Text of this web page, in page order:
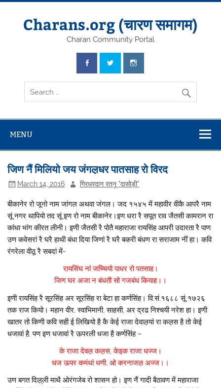
Skip
Charans.org (चारण समागम)
Charan Community Portal
MENU
जिण नैं मिलियो जय जंगल़धर पातसाह रो विरद
March 14, 2016 गिरधरदान रतनू "दासोड़ी"
बीकानेर रो जूनो नाम जांगल अथवा जंगल। जद १५४५ में महावीर वीकै आपरै नाम
सूं नगर थापियो तद सूं इण रो नाम बीकानेर।इण धरा रै सपूत राव जैतसी कामरान रा
कांधा भांग कीरत लीनी। इणी जैतसी रै पोतै महाराजा रायसिंह आपरी उदारता रै पाण
उण कवेसरां रै घरै हाथी बंधा दिया जिणां रै घरै बकरी बंधण रा सराजाम नीं हा। कवि
रंगरेला वीठू रै सबदां में-
रायसिंघ नां जच्चियो पाधर रो पतसाह।
जिण घर अजा न बंधती सो गजबंध कियाह।।
इणी रायसिंह रै सूरसिंह अर सूरसिंह रा बेटा हा कर्णसिंह। वि.सं.१६८८ सूं १७२६
तक राज कियो। महान वीर, स्वाभिमानी, साहसी, अर द्रढ निश्चयी नरेश हा। इणी
खातर तो किणी कवि सही ई लिखियो है कै केई राजा देवाल़यां रा कल़स है तो केई
धजावां है, पण इण धजावां रै ऊपरली धजा है कर्णसिंह –
के राजा देवल़ कल़स, केइक राजा धज्ज।
धज ऊपर कमंधां धणी, ओ करनाजल़ अज्ज।।
उण बगत दिल़्ली माथै ओरंगजेब रो शासन हो। इण नैं गादी बैठावण में महाराजा